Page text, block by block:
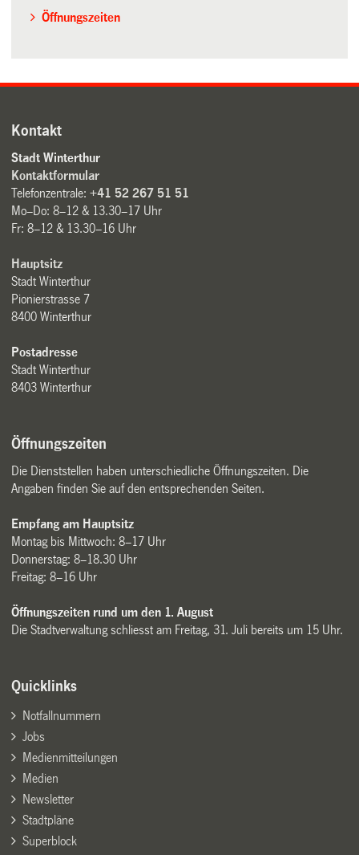
Öffnungszeiten
Kontakt
Stadt Winterthur
Kontaktformular
Telefonzentrale:+41 52 267 51 51
Mo–Do: 8–12 & 13.30–17 Uhr
Fr: 8–12 & 13.30–16 Uhr
Hauptsitz
Stadt Winterthur
Pionierstrasse 7
8400 Winterthur
Postadresse
Stadt Winterthur
8403 Winterthur
Öffnungszeiten
Die Dienststellen haben unterschiedliche Öffnungszeiten. Die
Angaben finden Sie auf den entsprechenden Seiten.
Empfang am Hauptsitz
Montag bis Mittwoch: 8–17 Uhr
Donnerstag: 8–18.30 Uhr
Freitag: 8–16 Uhr
Öffnungszeiten rund um den 1. August
Die Stadtverwaltung schliesst am Freitag, 31. Juli bereits um 15 Uhr.
Quicklinks
Notfallnummern
Jobs
Medienmitteilungen
Medien
Newsletter
Stadtpläne
Superblock